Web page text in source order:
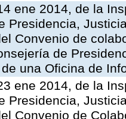
ene 2014, de la
Presidencia,
Convenio de
de
una Oficina de
ene 2014, de la
Presidencia,
Convenio de